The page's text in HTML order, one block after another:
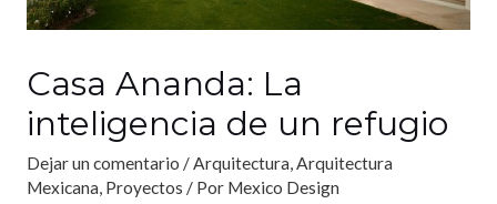
Casa Ananda: La
inteligencia de un refugio
Dejar un comentario /Arquitectura,Arquitectura
Mexicana, Proyectos / Por Mexico Design